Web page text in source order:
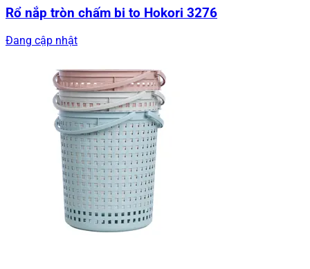
Rổ nắp tròn chấm bi to Hokori 3276
Đang cập nhật